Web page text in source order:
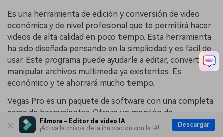
Filmora - Editor de video IA
¡Activa la chispa de la innovación con la IA!
Descargar
Es una herramienta de edición y conversión de video
económica y de nivel profesional que te permitirá hacer
videos de alta calidad en poco tiempo. Esta herramienta
ha sido diseñada pensando en la simplicidad y es fácil de
usar. Este programa puede ayudarle a editar, convertir y
manipular archivos multimedia ya existentes. Es
económico y te ahorrará mucho tiempo.
Vegas Pro es un paquete de software con una completa
gama de herramientas. Ofrece un montón de
funcionalidades para la edición de video y audio. Incluye